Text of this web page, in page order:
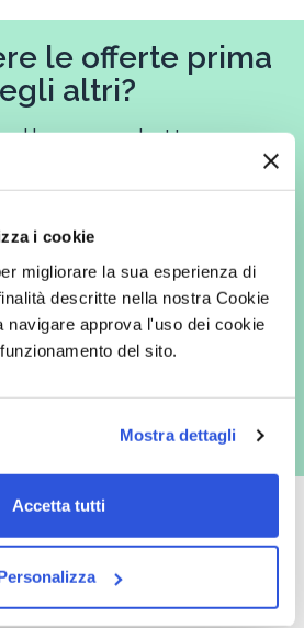
i cookie
migliorare la sua esperienza di
descritte nella nostra Cookie
navigare approva l'uso dei cookie
del sito.
Mostra dettagli
Accetta tutti
le offerte prima
altri?
alla newsletter
EU 2016/679, acconsento
dei miei dati personali per finalità
tra cui invio di comunicazioni
- quali ad es. newsletter ed e-mail
- e modalità tradizionali, quali ad
Spedizione gratuita